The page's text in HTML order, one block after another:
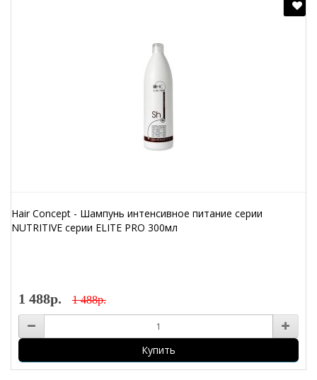
Hair Concept - Шампунь интенсивное питание серии
NUTRITIVE серии ELITE PRO 300мл
1 488р. 1 488р.
Купить